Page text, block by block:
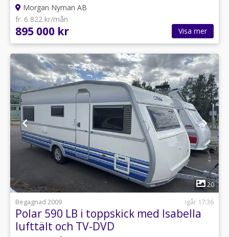
Morgan Nyman AB
fr. 6 822 kr/mån
895 000 kr Visa mer
1
20
Begagnad 2009
Igår 17:36
Polar 590 LB i toppskick med Isabella
lufttält och TV-DVD